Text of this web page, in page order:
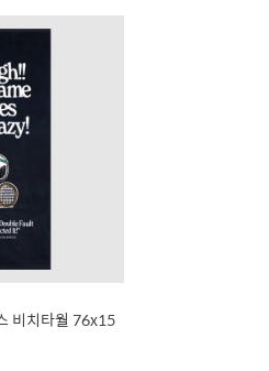
비치타월 76x15